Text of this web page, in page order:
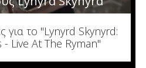
για το "Lynyrd Skynyrd:
Live At The Ryman"